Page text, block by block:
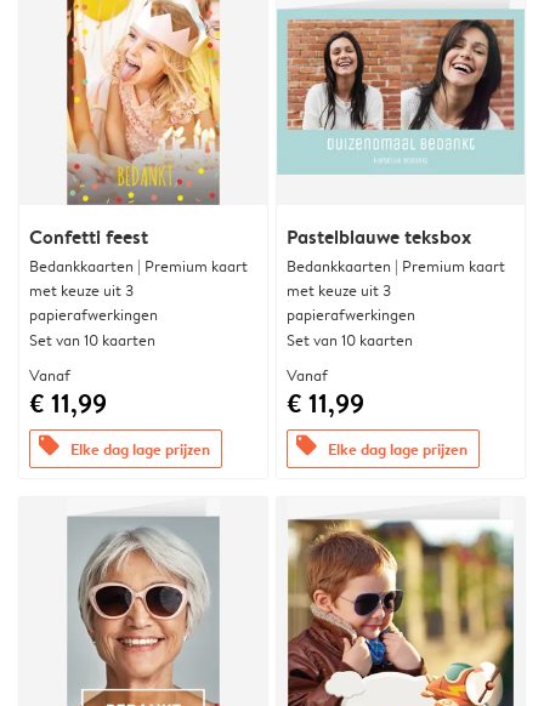
Confetti feest
Bedankkaarten | Premium kaart
met keuze uit 3
papierafwerkingen
Set van 10 kaarten
Vanaf
€ 11,99
offers Elke dag lage prijzen
Pastelblauwe teksbox
Bedankkaarten | Premium kaart
met keuze uit 3
papierafwerkingen
Set van 10 kaarten
Vanaf
€ 11,99
offers Elke dag lage prijzen